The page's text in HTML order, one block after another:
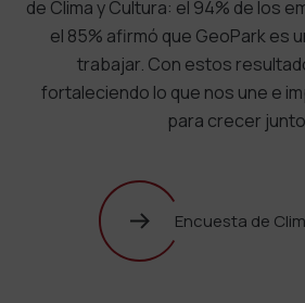
de Clima y Cultura: el 94% de los
el 85% afirmó que GeoPark es
trabajar. Con estos
fortaleciendo lo que nos une e
para crecer
Encuesta de